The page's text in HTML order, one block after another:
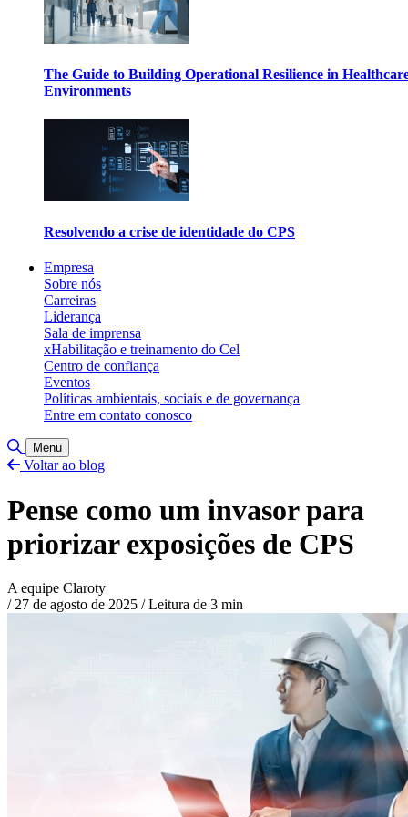
The Guide to Building Operational Resilience in
Environments
Resolvendo a crise de identidade do CPS
Empresa
Sobre nós
Carreiras
Liderança
Sala de imprensa
xHabilitação e treinamento do Cel
Centro de confiança
Eventos
Políticas ambientais, sociais e de governança
Entre em contato conosco
Alternar pesquisa
Menu
Voltar ao blog
Pense como um invasor para
priorizar exposições de CPS
A equipe Claroty
/ 27 de agosto de 2025 /Leitura de 3 min